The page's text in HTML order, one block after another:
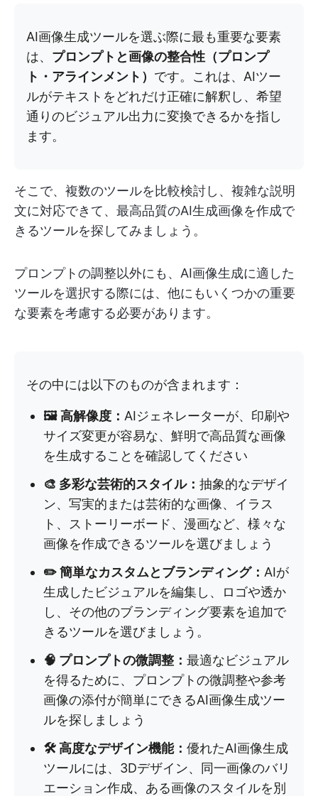
AI画像生成ツールを選ぶ際に最も重要な要素
は、 プロンプトと画像の整合性（プロンプ
ト・アラインメント） です。これは、AIツー
ルがテキストをどれだけ正確に解釈し、希望
通りのビジュアル出力に変換できるかを指し
ます。
そこで、複数のツールを比較検討し、複雑な説明
文に対応できて、最高品質のAI生成画像を作成で
きるツールを探してみましょう。
プロンプトの調整以外にも、AI画像生成に適した
ツールを選択する際には、他にもいくつかの重要
な要素を考慮する必要があります。
その中には以下のものが含まれます：
🖼️ 高解像度： AIジェネレーターが、印刷や
サイズ変更が容易な、鮮明で高品質な画像
を生成することを確認してください
🎨 多彩な芸術的スタイル： 抽象的なデザイ
ン、写実的または芸術的な画像、イラス
ト、ストーリーボード、漫画など、様々な
画像を作成できるツールを選びましょう
✏️ 簡単なカスタムとブランディング： AIが
生成したビジュアルを編集し、ロゴや透か
し、その他のブランディング要素を追加で
きるツールを選びましょう。
🧠 プロンプトの微調整： 最適なビジュアル
を得るために、プロンプトの微調整や参考
画像の添付が簡単にできるAI画像生成ツー
ルを探しましょう
🛠️ 高度なデザイン機能： 優れたAI画像生成
ツールには、3Dデザイン、同一画像のバリ
エーション作成、ある画像のスタイルを別